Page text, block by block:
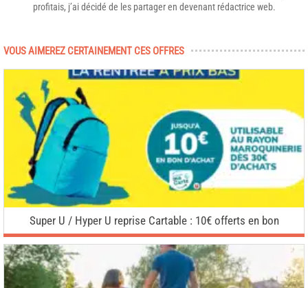
profitais, j’ai décidé de les partager en devenant rédactrice web.
VOUS AIMEREZ CERTAINEMENT CES OFFRES
Super U / Hyper U reprise Cartable : 10€ offerts en bon